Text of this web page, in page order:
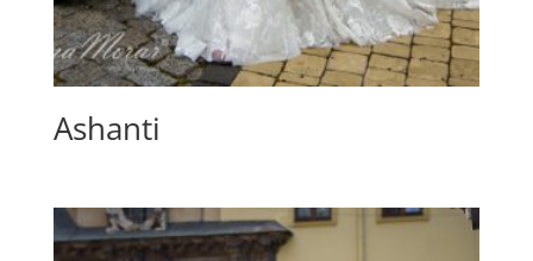
Ashanti